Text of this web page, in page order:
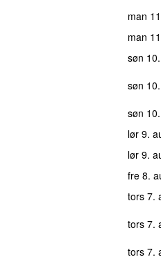
man
man
søn
søn
søn
lør 9.
lør 9.
fre 8.
tors 7.
tors 7.
tors 7.